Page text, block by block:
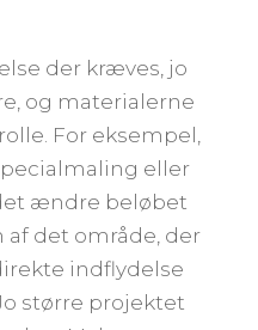
der kræves, jo
og materialerne
For eksempel,
eller
ændre beløbet
det område, der
indflydelse
større projektet